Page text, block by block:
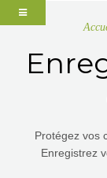
Protégez vos
Enregistrez